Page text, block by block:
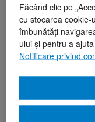
Făcând clic pe
cu stocarea cookie-
îmbunătăți
ului și pentru a
Notificare privind